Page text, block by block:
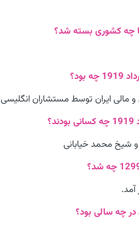
و مالی ایران توسط مستشاران انگلیسی
شیخ محمد خیابانی